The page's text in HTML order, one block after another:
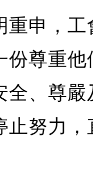
重申，
份尊重
全、尊
止努力